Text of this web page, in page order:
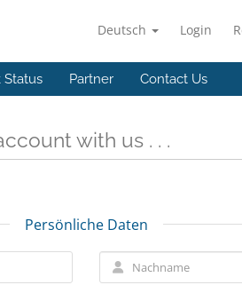
Deutsch Login
Partner Contact Us
with us . . .
Persönliche Daten